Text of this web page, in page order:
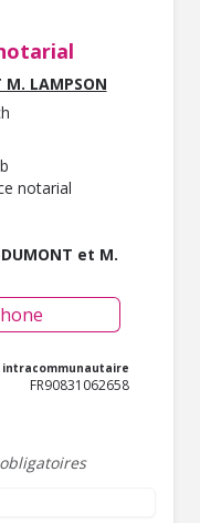
M. LAMPSON
notarial
DUMONT et M.
intracommunautaire
FR90831062658